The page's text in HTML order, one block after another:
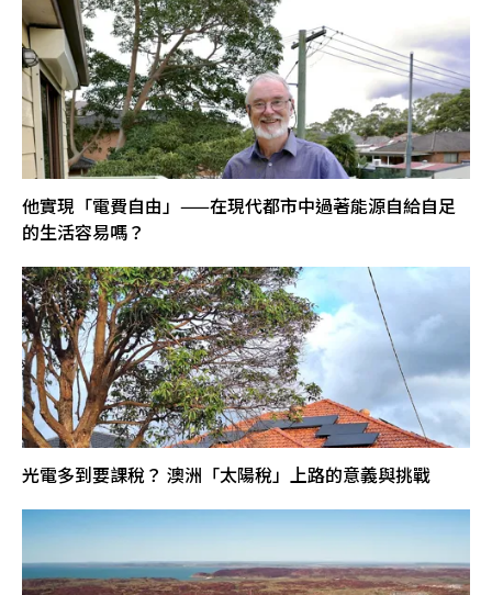
他實現「電費自由」——在現代都市中過著能源自給自足
的生活容易嗎？
光電多到要課稅？ 澳洲「太陽稅」上路的意義與挑戰